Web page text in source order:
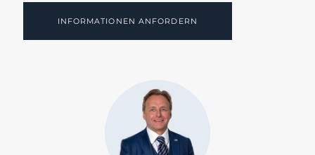
INFORMATIONEN ANFORDERN